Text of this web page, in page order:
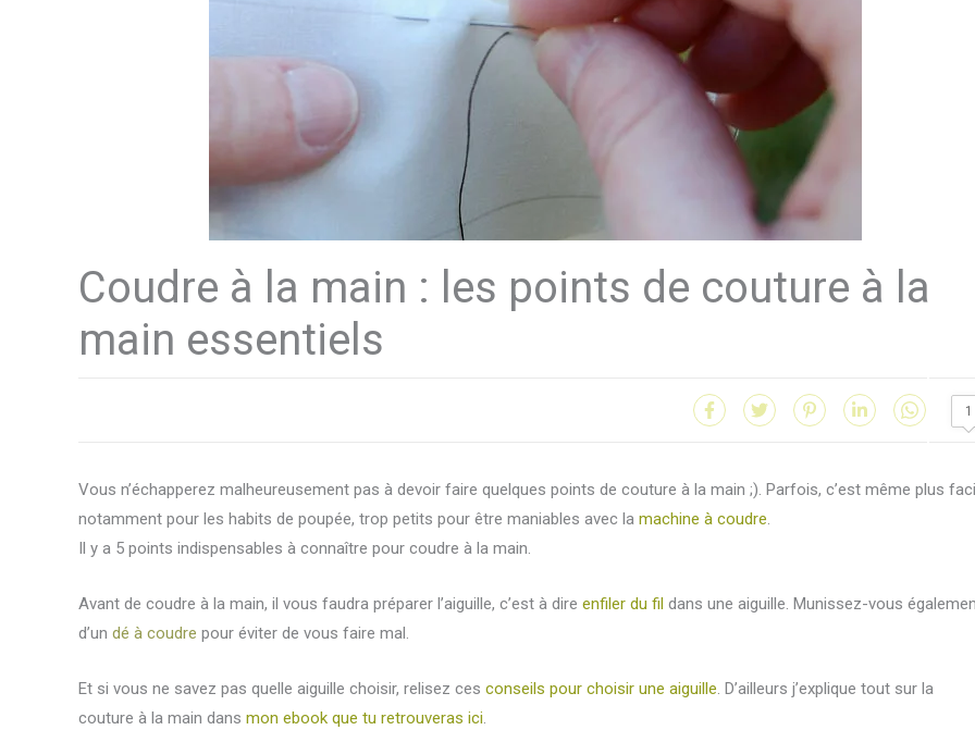
Coudre à la main : les points de couture à la
main essentiels
1
Vous n’échapperez malheureusement pas à devoir faire quelques points de couture à la main ;). Parfois, c’est même plus
notamment pour les habits de poupée, trop petits pour être maniables avec la machine à coudre.
Il y a 5 points indispensables à connaître pour coudre à la main.
Avant de coudre à la main, il vous faudra préparer l’aiguille, c’est à dire enfiler du fil dans une aiguille. Munissez-vous
d’un dé à coudre pour éviter de vous faire mal.
Et si vous ne savez pas quelle aiguille choisir, relisez ces conseils pour choisir une aiguille. D’ailleurs j’explique tout sur la
couture à la main dans mon ebook que tu retrouveras ici.